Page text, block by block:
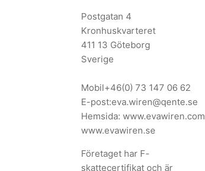
Postgatan 4
Kronhuskvarteret
411 13 Göteborg
Sverige
Mobil+46(0) 73 147 06 62
E-post:eva.wiren@qente.se
Hemsida: www.evawiren.com
www.evawiren.se
Företaget har F-
skattecertifikat och är